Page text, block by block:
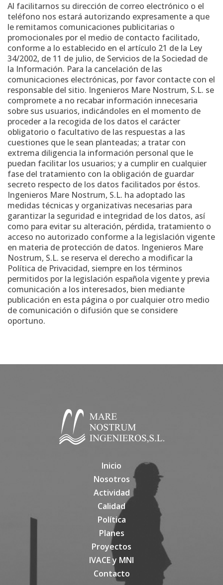
Al facilitarnos su dirección de correo electrónico o el
teléfono nos estará autorizando expresamente a que
le remitamos comunicaciones publicitarias o
promocionales por el medio de contacto facilitado,
conforme a lo establecido en el artículo 21 de la Ley
34/2002, de 11 de julio, de Servicios de la Sociedad de
la Información. Para la cancelación de las
comunicaciones electrónicas, por favor contacte con el
responsable del sitio. Ingenieros Mare Nostrum, S.L. se
compromete a no recabar información innecesaria
sobre sus usuarios, indicándoles en el momento de
proceder a la recogida de los datos el carácter
obligatorio o facultativo de las respuestas a las
cuestiones que le sean planteadas; a tratar con
extrema diligencia la información personal que le
puedan facilitar los usuarios; y a cumplir en cualquier
fase del tratamiento con la obligación de guardar
secreto respecto de los datos facilitados por éstos.
Ingenieros Mare Nostrum, S.L. ha adoptado las
medidas técnicas y organizativas necesarias para
garantizar la seguridad e integridad de los datos, así
como para evitar su alteración, pérdida, tratamiento o
acceso no autorizado conforme a la legislación vigente
en materia de protección de datos. Ingenieros Mare
Nostrum, S.L. se reserva el derecho a modificar la
Política de Privacidad, siempre en los términos
permitidos por la legislación española vigente y previa
comunicación a los interesados, bien mediante
publicación en esta página o por cualquier otro medio
de comunicación o difusión que se considere
oportuno.
Inicio
Nosotros
Actividad
Calidad
Política
Planes
Proyectos
IVACE y MNI
Contacto